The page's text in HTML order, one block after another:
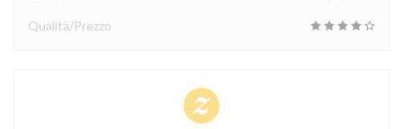
Qualità/Prezzo